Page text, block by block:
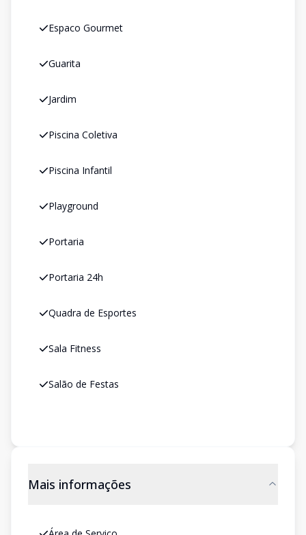
Espaco Gourmet
Guarita
Jardim
Piscina Coletiva
Piscina Infantil
Playground
Portaria
Portaria 24h
Quadra de Esportes
Sala Fitness
Salão de Festas
Mais informações